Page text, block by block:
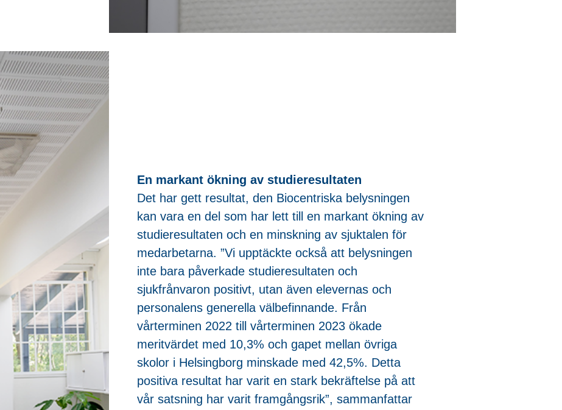
En markant ökning av studieresultaten
Det har gett resultat, den Biocentriska belysningen
kan vara en del som har lett till en markant ökning av
studieresultaten och en minskning av sjuktalen för
medarbetarna. ”Vi upptäckte också att belysningen
inte bara påverkade studieresultaten och
sjukfrånvaron positivt, utan även elevernas och
personalens generella välbefinnande. Från
vårterminen 2022 till vårterminen 2023 ökade
meritvärdet med 10,3% och gapet mellan övriga
skolor i Helsingborg minskade med 42,5%. Detta
positiva resultat har varit en stark bekräftelse på att
vår satsning har varit framgångsrik”, sammanfattar